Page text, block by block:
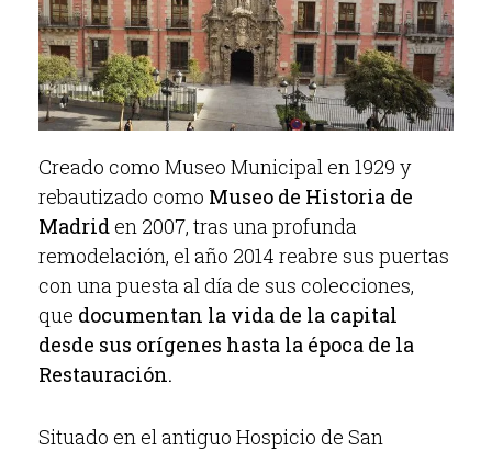
Creado como Museo Municipal en 1929 y
rebautizado como Museo de Historia de
Madriden 2007, tras una profunda
remodelación, el año 2014 reabre sus puertas
con una puesta al día de sus colecciones,
que documentan la vida de la capital
desde sus orígenes hasta la época de la
Restauración.
Situado en el antiguo Hospicio de San